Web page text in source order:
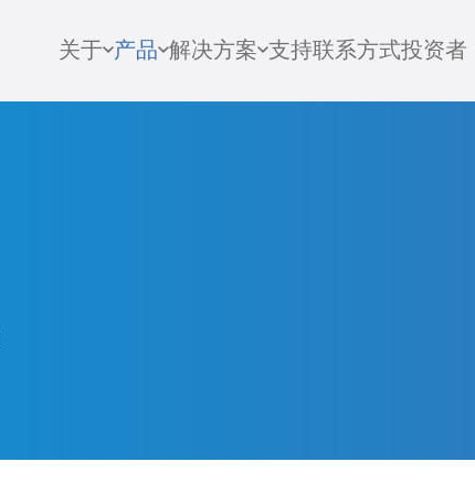
关于 产品 解决方案 支持联系方式投资者